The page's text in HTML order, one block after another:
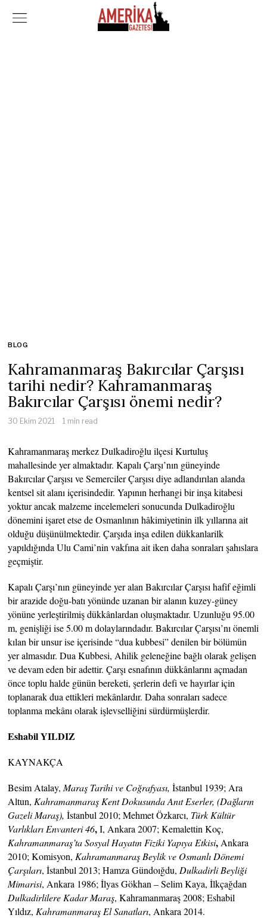
BLOG
Kahramanmaraş Bakırcılar Çarşısı
tarihi nedir? Kahramanmaraş
Bakırcılar Çarşısı önemi nedir?
30 Ekim 2021 1 min read
Kahramanmaraş merkez Dulkadiroğlu ilçesi Kurtuluş
mahallesinde yer almaktadır. Kapalı Çarşı’nın güneyinde
Bakırcılar Çarşısı ve Semerciler Çarşısı diye adlandırılan alanda
kentsel sit alanı içerisindedir. Yapının herhangi bir inşa kitabesi
yoktur ancak malzeme incelemeleri sonucunda Dulkadiroğlu
dönemini işaret etse de Osmanlının hâkimiyetinin ilk yıllarına ait
olduğu düşünülmektedir. Çarşıda inşa edilen dükkanlarilk
yapıldığında Ulu Cami’nin vakfına ait iken daha sonraları şahıslara
geçmiştir.
Kapalı Çarşı’nın güneyinde yer alan Bakırcılar Çarşısı hafif eğimli
bir arazide doğu-batı yönünde uzanan bir alanın kuzey-güney
yönüne yerleştirilmiş dükkânlardan oluşmaktadır. Uzunluğu 95.00
m, genişliği ise 5.00 m dolaylarındadır. Bakırcılar Çarşısı’nı önemli
kılan bir unsur ise içerisinde “dua kubbesi” denilen bir bölümün
yer almasıdır. Dua Kubbesi, Ahilik geleneğine bağlı olarak gelişen
ve devam eden bir adettir. Çarşı esnafının dükkânlarını açmadan
önce toplu halde günün bereketi, şerlerin defi ve hayırlar için
toplanarak dua ettikleri mekânlardır. Daha sonraları sadece
toplanma mekânı olarak işlevselliğini sürdürmüşlerdir.
Eshabil YILDIZ
KAYNAKÇA
Besim Atalay, Maraş Tarihi ve Coğrafyası, İstanbul 1939; Ara
Altun, Kahramanmaraş Kent Dokusunda Anıt Eserler, (Dağların
Gazeli Maraş), İstanbul 2010; Mehmet Özkarcı, Türk Kültür
Varlıkları Envanteri 46,I, Ankara 2007; Kemalettin Koç,
Kahramanmaraş’ta Sosyal Hayatın Fiziki Yapıya Etkisi,Ankara
2010; Komisyon, Kahramanmaraş Beylik ve Osmanlı Dönemi
Çarşıları, İstanbul 2013; Hamza Gündoığdu, Dulkadirli Beyliği
Mimarisi, Ankara 1986; İlyas Gökhan – Selim Kaya, İlkçağdan
Dulkadirlilere Kadar Maraş, Kahramanmaraş 2008; Eshabil
Yıldız, Kahramanmaraş El Sanatları, Ankara 2014.